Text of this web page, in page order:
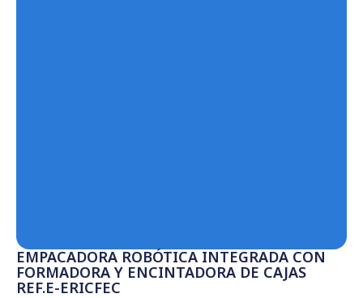
EMPACADORA ROBÓTICA INTEGRADA CON
FORMADORA Y ENCINTADORA DE CAJAS
REF.E-ERICFEC